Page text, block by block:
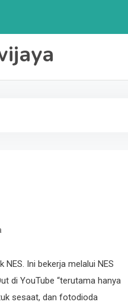
Ini bekerja melalui NES
di YouTube “terutama hanya
sesaat, dan fotodioda